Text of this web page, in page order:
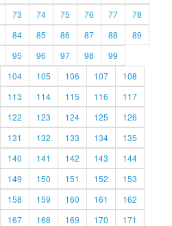
73 74 75 76 77
78
84 85 86 87 88
89
95 96 97 98
99
104 105 106 107
108
113 114 115 116
117
122 123 124 125
126
131 132 133 134
135
140 141 142 143
144
149 150 151 152
153
158 159 160 161
162
167 168 169 170
171